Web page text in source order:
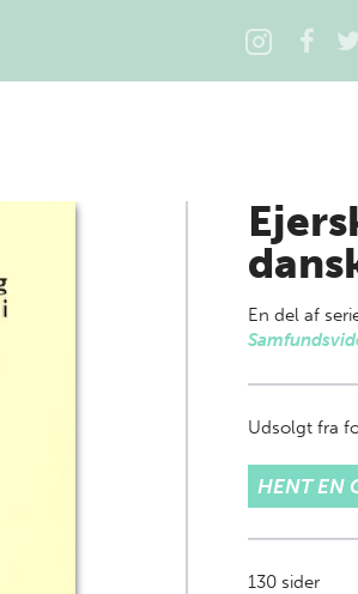
En del af
Udsolgt fra
HENT EN
130sider